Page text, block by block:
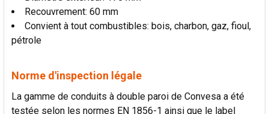
Recouvrement: 60 mm
Convient à tout combustibles: bois, charbon, gaz, fioul,
pétrole
Norme d'inspection légale
La gamme de conduits à double paroi de Convesa a été
testée selon les normes EN 1856-1 ainsi que le label